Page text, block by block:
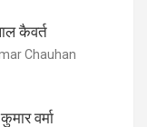
कैवर्त
Chauhan
वर्मा